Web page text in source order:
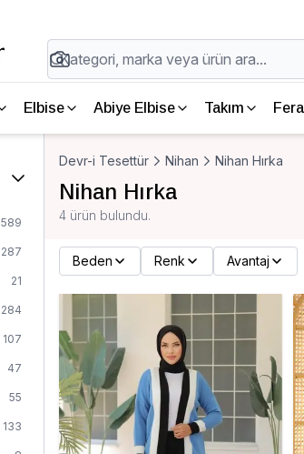
Elbise Abiye Elbise Takım
589
287
21
284
107
47
55
133
Devr-i Tesettür Nihan Nihan Hırka
Nihan Hırka
4 ürün bulundu.
Beden Renk Avantaj